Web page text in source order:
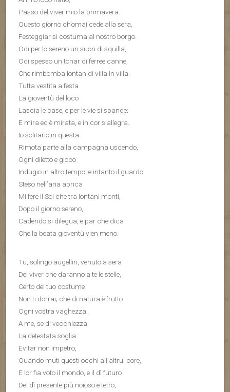
Passo del viver mio la primavera.
Questo giorno ch’omai cede alla sera,
Festeggiar si costuma al nostro borgo.
Odi per lo sereno un suon di squilla,
Odi spesso un tonar di ferree canne,
Che rimbomba lontan di villa in villa.
Tutta vestita a festa
La gioventù del loco
Lascia le case, e per le vie si spande;
E mira ed è mirata, e in cor s’allegra.
Io solitario in questa
Rimota parte alla campagna uscendo,
Ogni diletto e gioco
Indugio in altro tempo: e intanto il guardo
Steso nell’aria aprica
Mi fere il Sol che tra lontani monti,
Dopo il giorno sereno,
Cadendo si dilegua, e par che dica
Che la beata gioventù vien meno.
Tu, solingo augellin, venuto a sera
Del viver che daranno a te le stelle,
Certo del tuo costume
Non ti dorrai; che di natura è frutto
Ogni vostra vaghezza.
A me, se di vecchiezza
La detestata soglia
Evitar non impetro,
Quando muti questi occhi all’altrui core,
E lor fia voto il mondo, e il dì futuro
Del dì presente più noioso e tetro,